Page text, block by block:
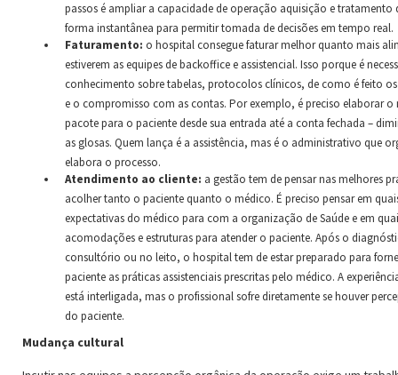
passos é ampliar a capacidade de operação aquisição e tratamento
forma instantânea para permitir tomada de decisões em tempo real.
Faturamento: o hospital consegue faturar melhor quanto mais
estiverem as equipes de backoffice e assistencial. Isso porque é
conhecimento sobre tabelas, protocolos clínicos, de como é feito
e o compromisso com as contas. Por exemplo, é preciso elaborar o
pacote para o paciente desde sua entrada até a conta fechada –
as glosas. Quem lança é a assistência, mas é o administrativo que
elabora o processo.
Atendimento ao cliente: a gestão tem de pensar nas melhores
acolher tanto o paciente quanto o médico. É preciso pensar em
expectativas do médico para com a organização de Saúde e em
acomodações e estruturas para atender o paciente. Após o
consultório ou no leito, o hospital tem de estar preparado para
paciente as práticas assistenciais prescritas pelo médico. A
está interligada, mas o profissional sofre diretamente se houver
do paciente.
Mudança cultural